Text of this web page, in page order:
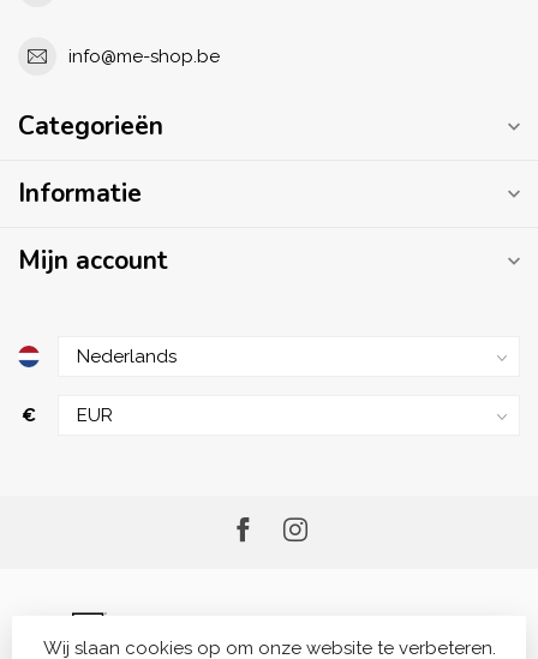
info@me-shop.be
Categorieën
Informatie
Mijn account
€
Wij slaan cookies op om onze website te verbeteren.